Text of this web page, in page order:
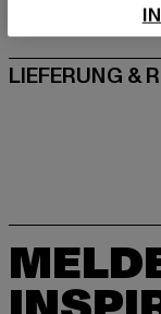
LIEFERUNG &